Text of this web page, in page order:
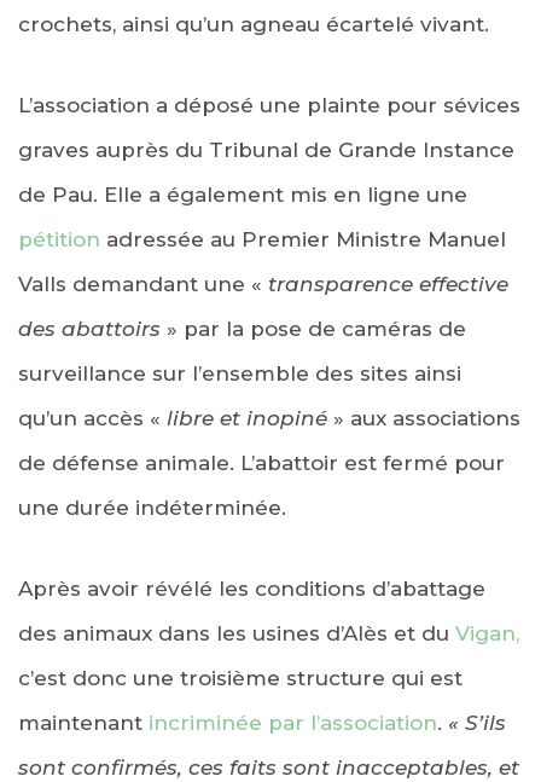
crochets, ainsi qu’un agneau écartelé vivant.
L’association a déposé une plainte pour sévices
graves auprès du Tribunal de Grande Instance
de Pau. Elle a également mis en ligne une
pétition adressée au Premier Ministre Manuel
Valls demandant une « transparence effective
des abattoirs » par la pose de caméras de
surveillance sur l’ensemble des sites ainsi
qu’un accès « libre et inopiné » aux associations
de défense animale. L’abattoir est fermé pour
une durée indéterminée.
Après avoir révélé les conditions d’abattage
des animaux dans les usines d’Alès et du Vigan,
c’est donc une troisième structure qui est
maintenant incriminée par l’association. « S’ils
sont confirmés, ces faits sont inacceptables, et